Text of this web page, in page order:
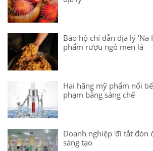
Bảo hộ chỉ dẫn địa lý 'Na
phẩm rượu ngô men lá
Hai hãng mỹ phẩm nổi
phạm bằng sáng chế
Doanh nghiệp 'đi tắt đón
sáng tạo